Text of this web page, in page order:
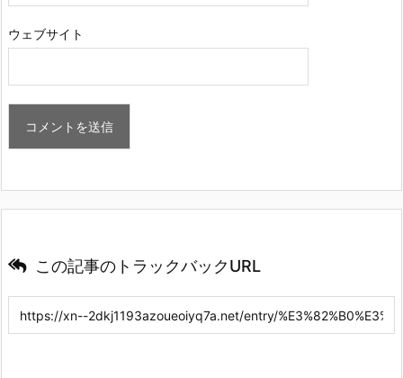
ウェブサイト
この記事のトラックバックURL